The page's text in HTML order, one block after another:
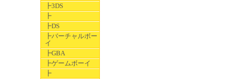
┣3DS
┣
┣DS
┣バーチャルボー
イ
┣GBA
┣ゲームボーイ
┣